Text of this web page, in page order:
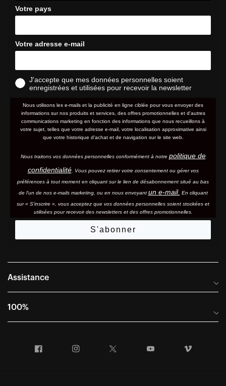
Votre pays
Votre adresse e-mail
J'accepte que mes données personnelles soient
enregistrées et utilisées pour recevoir la newsletter
Nous utilisons les e-mails et la publicité en ligne ciblée pour vous envoyer des
informations sur nos produits et services, des offres promotionnelles et d'autres
communications marketing en fonction des informations que nous recueillons à
votre sujet, telles que votre adresse e-mail, votre localisation approximative ainsi
que votre historique d'achat et de navigation sur le site web.
Nous traitons vos données personnelles conformément à notre politique de
confidentialité. Vous pouvez retirer votre consentement ou gérer vos
préférences à tout moment en cliquant sur le lien de désabonnement situé au bas
de l'un de nos e-mails marketing, ou en nous envoyant un e-mail. En cliquant
sur « S'inscrire », vous acceptez que vos données personnelles soient stockées et
utilisées pour recevoir des newsletters et des offres promotionnelles.
S'abonner
Assistance
Foire aux questions
Conditions générales de vente
100%
Informations sur l'entreprise
Facebook Instagram YouTube